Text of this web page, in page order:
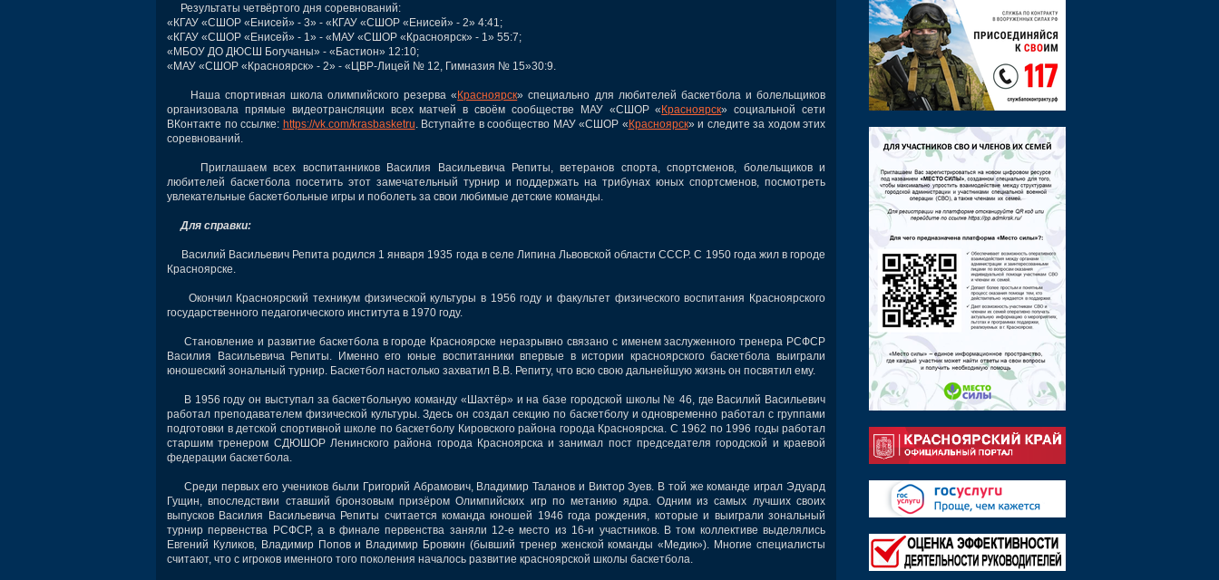
Результаты четвёртого дня соревнований:
«КГАУ «СШОР «Енисей» - 3» - «КГАУ «СШОР «Енисей» - 2» 4:41;
«КГАУ «СШОР «Енисей» - 1» - «МАУ «СШОР «Красноярск» - 1» 55:7;
«МБОУ ДО ДЮСШ Богучаны» - «Бастион» 12:10;
«МАУ «СШОР «Красноярск» - 2» - «ЦВР-Лицей № 12, Гимназия № 15»30:9.
Наша спортивная школа олимпийского резерва «Красноярск» специально для любителей баскетбола и болельщиков
организовала прямые видеотрансляции всех матчей в своём сообществе МАУ «СШОР «Красноярск» социальной сети
ВКонтакте по ссылке: https://vk.com/krasbasketru . Вступайте в сообщество МАУ «СШОР «Красноярск» и следите за ходом этих
соревнований.
Приглашаем всех воспитанников Василия Васильевича Репиты, ветеранов спорта, спортсменов, болельщиков и
любителей баскетбола посетить этот замечательный турнир и поддержать на трибунах юных спортсменов, посмотреть
увлекательные баскетбольные игры и поболеть за свои любимые детские команды.
Для справки:
Василий Васильевич Репита родился 1 января 1935 года в селе Липина Львовской области СССР. С 1950 года жил в городе
Красноярске.
Окончил Красноярский техникум физической культуры в 1956 году и факультет физического воспитания Красноярского
государственного педагогического института в 1970 году.
Становление и развитие баскетбола в городе Красноярске неразрывно связано с именем заслуженного тренера РСФСР
Василия Васильевича Репиты. Именно его юные воспитанники впервые в истории красноярского баскетбола выиграли
юношеский зональный турнир. Баскетбол настолько захватил В.В. Репиту, что всю свою дальнейшую жизнь он посвятил ему.
В 1956 году он выступал за баскетбольную команду «Шахтёр» и на базе городской школы № 46, где Василий Васильевич
работал преподавателем физической культуры. Здесь он создал секцию по баскетболу и одновременно работал с группами
подготовки в детской спортивной школе по баскетболу Кировского района города Красноярска. С 1962 по 1996 годы работал
старшим тренером СДЮШОР Ленинского района города Красноярска и занимал пост председателя городской и краевой
федерации баскетбола.
Среди первых его учеников были Григорий Абрамович, Владимир Таланов и Виктор Зуев. В той же команде играл Эдуард
Гущин, впоследствии ставший бронзовым призёром Олимпийских игр по метанию ядра. Одним из самых лучших своих
выпусков Василия Васильевича Репиты считается команда юношей 1946 года рождения, которые и выиграли зональный
турнир первенства РСФСР, а в финале первенства заняли 12-е место из 16-и участников. В том коллективе выделялись
Евгений Куликов, Владимир Попов и Владимир Бровкин (бывший тренер женской команды «Медик»). Многие специалисты
считают, что с игроков именного того поколения началось развитие красноярской школы баскетбола.